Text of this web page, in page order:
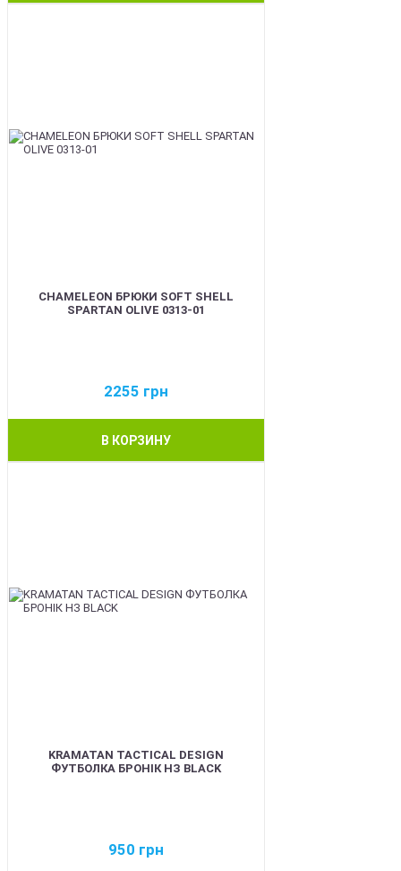
CHAMELEON БРЮКИ SOFT SHELL
SPARTAN OLIVE 0313-01
2255 грн
В КОРЗИНУ
KRAMATAN TACTICAL DESIGN
ФУТБОЛКА БРОНІК НЗ BLACK
950 грн